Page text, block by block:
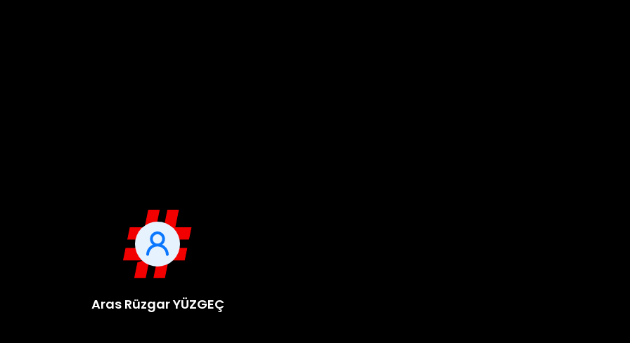
Aras Rüzgar YÜZGEÇ